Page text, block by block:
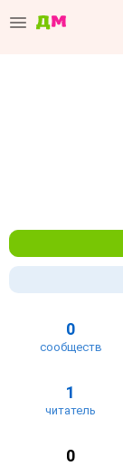
0
сообществ
1
читатель
0